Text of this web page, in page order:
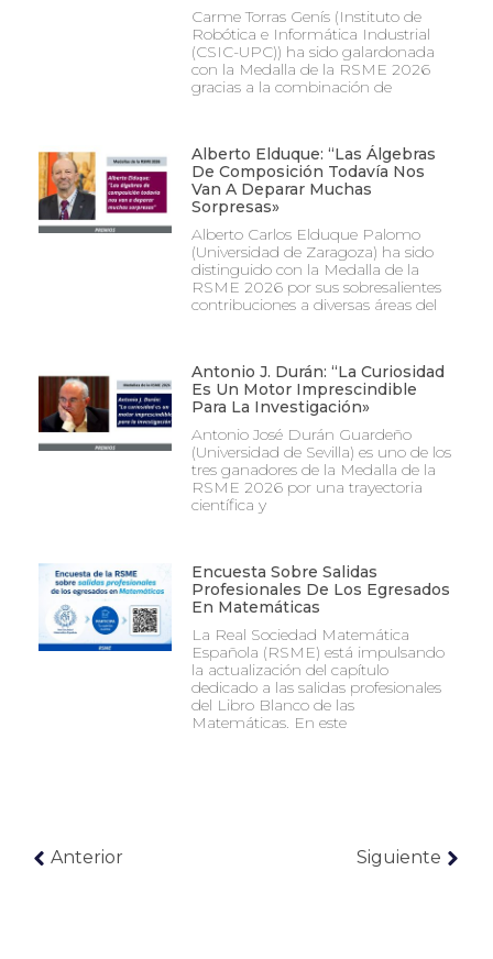
Carme Torras Genís (Instituto de
Robótica e Informática Industrial
(CSIC-UPC)) ha sido galardonada
con la Medalla de la RSME 2026
gracias a la combinación de
Alberto Elduque: “Las Álgebras
De Composición Todavía Nos
Van A Deparar Muchas
Sorpresas»
Alberto Carlos Elduque Palomo
(Universidad de Zaragoza) ha sido
distinguido con la Medalla de la
RSME 2026 por sus sobresalientes
contribuciones a diversas áreas del
Antonio J. Durán: “La Curiosidad
Es Un Motor Imprescindible
Para La Investigación»
Antonio José Durán Guardeño
(Universidad de Sevilla) es uno de los
tres ganadores de la Medalla de la
RSME 2026 por una trayectoria
científica y
Encuesta Sobre Salidas
Profesionales De Los Egresados
En Matemáticas
La Real Sociedad Matemática
Española (RSME) está impulsando
la actualización del capítulo
dedicado a las salidas profesionales
del Libro Blanco de las
Matemáticas. En este
Anterior Siguiente